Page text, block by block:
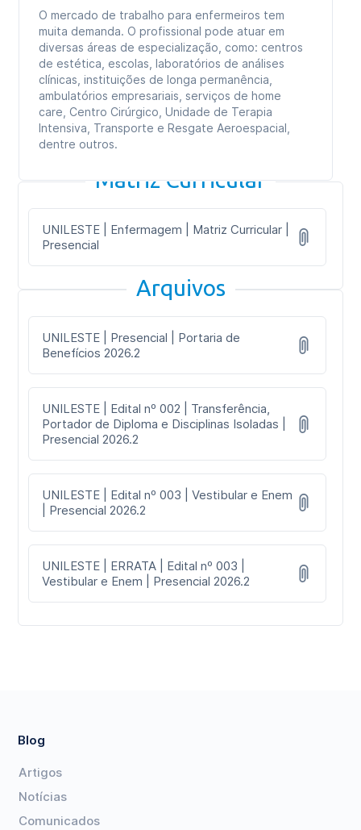
O mercado de trabalho para enfermeiros tem
muita demanda. O profissional pode atuar em
diversas áreas de especialização, como: centros
de estética, escolas, laboratórios de análises
clínicas, instituições de longa permanência,
ambulatórios empresariais, serviços de home
care, Centro Cirúrgico, Unidade de Terapia
Intensiva, Transporte e Resgate Aeroespacial,
dentre outros.
Matriz Curricular
UNILESTE | Enfermagem | Matriz Curricular |
Presencial
Arquivos
UNILESTE | Presencial | Portaria de
Benefícios 2026.2
UNILESTE | Edital nº 002 | Transferência,
Portador de Diploma e Disciplinas Isoladas |
Presencial 2026.2
UNILESTE | Edital nº 003 | Vestibular e Enem
| Presencial 2026.2
UNILESTE | ERRATA | Edital nº 003 |
Vestibular e Enem | Presencial 2026.2
Blog
Artigos
Notícias
Comunicados